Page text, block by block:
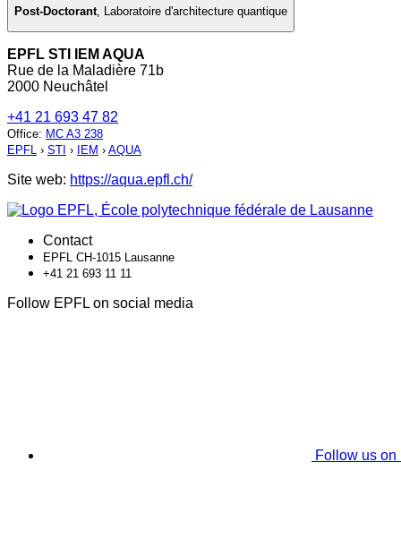
Post-Doctorant Laboratoire d'architecture quantique
EPFL STI IEM AQUA
Rue de la Maladière 71b
2000 Neuchâtel
+41 21 693 47 82
Office: MC A3 238
EPFL › STI › IEM › AQUA
Site web: https://aqua.epfl.ch/
Contact
EPFL CH-1015 Lausanne
+41 21 693 11 11
Follow EPFL on social media
Follow us on